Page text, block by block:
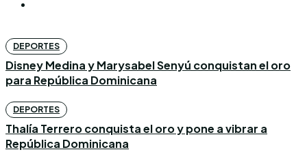
DEPORTES
Disney Medina y Marysabel Senyú conquistan el oro
para República Dominicana
DEPORTES
Thalía Terrero conquista el oro y pone a vibrar a
República Dominicana